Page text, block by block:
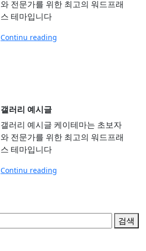
와 전문가를 위한 최고의 워드프래
스 테마입니다
Continu reading
갤러리 예시글
갤러리 예시글 케이테마는 초보자
와 전문가를 위한 최고의 워드프래
스 테마입니다
Continu reading
검색